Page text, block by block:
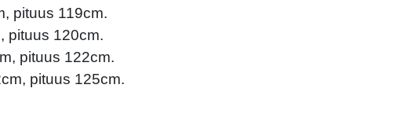
pituus 119cm.
pituus 120cm.
pituus 122cm.
pituus 125cm.